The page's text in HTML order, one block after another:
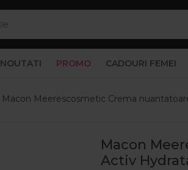
NOUTATI PROMO CADOURI FEMEI
Macon Meerescosmetic Crema
Macon
Activ